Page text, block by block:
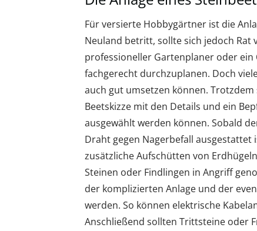
Für versierte Hobbygärtner ist die
Neuland betritt, sollte sich jedoch Rat
professioneller Gartenplaner oder
fachgerecht durchzuplanen. Doch
auch gut umsetzen können.
Beetskizze mit den Details und ein
ausgewählt werden können. Sobald
Draht gegen Nagerbefall
zusätzliche Aufschütten von
Steinen oder Findlingen in Angriff
der komplizierten Anlage und der
werden. So können elektrische
Anschließend sollten Trittsteine oder